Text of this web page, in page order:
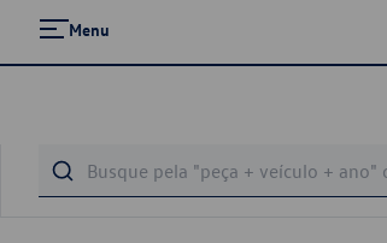
Menu